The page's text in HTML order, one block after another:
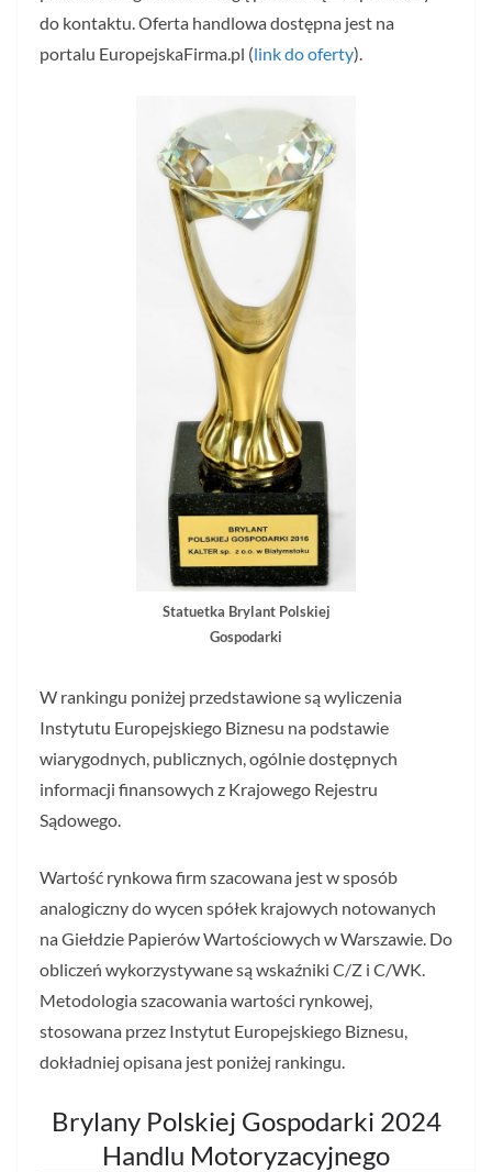
do kontaktu. Oferta handlowa dostępna jest na
portalu EuropejskaFirma.pl (link do oferty).
Statuetka Brylant Polskiej
Gospodarki
W rankingu poniżej przedstawione są wyliczenia
Instytutu Europejskiego Biznesu na podstawie
wiarygodnych, publicznych, ogólnie dostępnych
informacji finansowych z Krajowego Rejestru
Sądowego.
Wartość rynkowa firm szacowana jest w sposób
analogiczny do wycen spółek krajowych notowanych
na Giełdzie Papierów Wartościowych w Warszawie. Do
obliczeń wykorzystywane są wskaźniki C/Z i C/WK.
Metodologia szacowania wartości rynkowej,
stosowana przez Instytut Europejskiego Biznesu,
dokładniej opisana jest poniżej rankingu.
Brylany Polskiej Gospodarki 2024
Handlu Motoryzacyjnego